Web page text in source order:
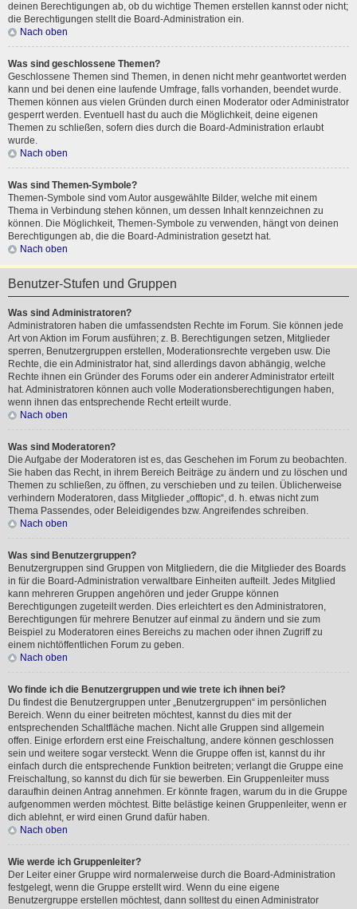
deinen Berechtigungen ab, ob du wichtige Themen erstellen kannst oder nicht;
die Berechtigungen stellt die Board-Administration ein.
Nach oben
Was sind geschlossene Themen?
Geschlossene Themen sind Themen, in denen nicht mehr geantwortet werden
kann und bei denen eine laufende Umfrage, falls vorhanden, beendet wurde.
Themen können aus vielen Gründen durch einen Moderator oder Administrator
gesperrt werden. Eventuell hast du auch die Möglichkeit, deine eigenen
Themen zu schließen, sofern dies durch die Board-Administration erlaubt
wurde.
Nach oben
Was sind Themen-Symbole?
Themen-Symbole sind vom Autor ausgewählte Bilder, welche mit einem
Thema in Verbindung stehen können, um dessen Inhalt kennzeichnen zu
können. Die Möglichkeit, Themen-Symbole zu verwenden, hängt von deinen
Berechtigungen ab, die die Board-Administration gesetzt hat.
Nach oben
Benutzer-Stufen und Gruppen
Was sind Administratoren?
Administratoren haben die umfassendsten Rechte im Forum. Sie können jede
Art von Aktion im Forum ausführen; z. B. Berechtigungen setzen, Mitglieder
sperren, Benutzergruppen erstellen, Moderationsrechte vergeben usw. Die
Rechte, die ein Administrator hat, sind allerdings davon abhängig, welche
Rechte ihnen ein Gründer des Forums oder ein anderer Administrator erteilt
hat. Administratoren können auch volle Moderationsberechtigungen haben,
wenn ihnen das entsprechende Recht erteilt wurde.
Nach oben
Was sind Moderatoren?
Die Aufgabe der Moderatoren ist es, das Geschehen im Forum zu beobachten.
Sie haben das Recht, in ihrem Bereich Beiträge zu ändern und zu löschen und
Themen zu schließen, zu öffnen, zu verschieben und zu teilen. Üblicherweise
verhindern Moderatoren, dass Mitglieder „offtopic“, d. h. etwas nicht zum
Thema Passendes, oder Beleidigendes bzw. Angreifendes schreiben.
Nach oben
Was sind Benutzergruppen?
Benutzergruppen sind Gruppen von Mitgliedern, die die Mitglieder des Boards
in für die Board-Administration verwaltbare Einheiten aufteilt. Jedes Mitglied
kann mehreren Gruppen angehören und jeder Gruppe können
Berechtigungen zugeteilt werden. Dies erleichtert es den Administratoren,
Berechtigungen für mehrere Benutzer auf einmal zu ändern und sie zum
Beispiel zu Moderatoren eines Bereichs zu machen oder ihnen Zugriff zu
einem nichtöffentlichen Forum zu geben.
Nach oben
Wo finde ich die Benutzergruppen und wie trete ich ihnen bei?
Du findest die Benutzergruppen unter „Benutzergruppen“ im persönlichen
Bereich. Wenn du einer beitreten möchtest, kannst du dies mit der
entsprechenden Schaltfläche machen. Nicht alle Gruppen sind allgemein
offen. Einige erfordern erst eine Freischaltung, andere können geschlossen
sein und weitere sogar versteckt. Wenn die Gruppe offen ist, kannst du ihr
einfach durch die entsprechende Funktion beitreten; verlangt die Gruppe eine
Freischaltung, so kannst du dich für sie bewerben. Ein Gruppenleiter muss
daraufhin deinen Antrag annehmen. Er könnte fragen, warum du in die Gruppe
aufgenommen werden möchtest. Bitte belästige keinen Gruppenleiter, wenn er
dich ablehnt, er wird einen Grund dafür haben.
Nach oben
Wie werde ich Gruppenleiter?
Der Leiter einer Gruppe wird normalerweise durch die Board-Administration
festgelegt, wenn die Gruppe erstellt wird. Wenn du eine eigene
Benutzergruppe erstellen möchtest, dann solltest du einen Administrator